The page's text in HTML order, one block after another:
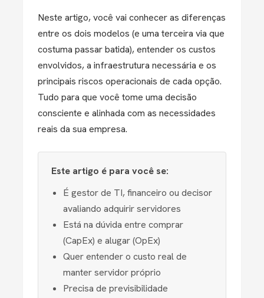
Neste artigo, você vai conhecer as diferenças
entre os dois modelos (e uma terceira via que
costuma passar batida), entender os custos
envolvidos, a infraestrutura necessária e os
principais riscos operacionais de cada opção.
Tudo para que você tome uma decisão
consciente e alinhada com as necessidades
reais da sua empresa.
Este artigo é para você se:
É gestor de TI, financeiro ou decisor
avaliando adquirir servidores
Está na dúvida entre comprar
(CapEx) e alugar (OpEx)
Quer entender o custo real de
manter servidor próprio
Precisa de previsibilidade